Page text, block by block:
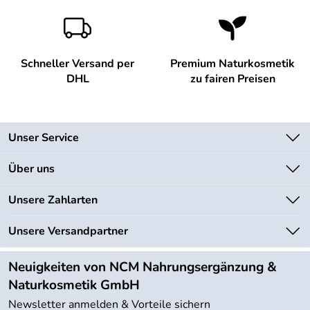
Schneller Versand per
DHL
Premium Naturkosmetik
zu fairen Preisen
Unser Service
Kontakt
Lieferbedingungen
Kundenlogin
Über uns
Unsere Bestseller
Neu
Angebote
Kundenbewertungen (754)
4,9/5*****
Unsere Zahlarten
Unsere Versandpartner
Neuigkeiten von NCM Nahrungsergänzung &
Naturkosmetik GmbH
Newsletter anmelden & Vorteile sichern